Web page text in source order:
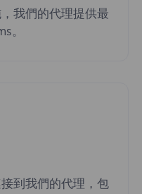
我們的代理提供最
。
到我們的代理，包